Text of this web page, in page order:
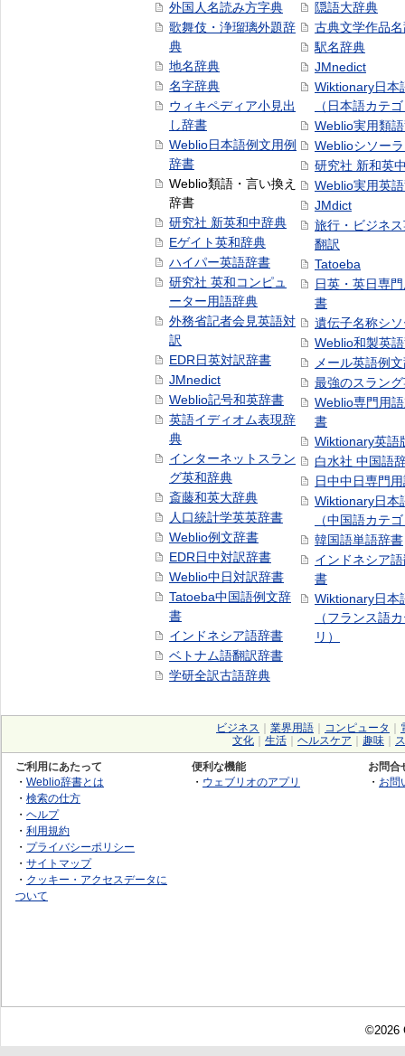
外国人名読み方字典
歌舞伎・浄瑠璃外題辞
典
地名辞典
名字辞典
ウィキペディア小見出
し辞書
Weblio日本語例文用例
辞書
Weblio類語・言い換え
辞書
研究社 新英和中辞典
Eゲイト英和辞典
ハイパー英語辞書
研究社 英和コンピュ
ーター用語辞典
外務省記者会見英語対
訳
EDR日英対訳辞書
JMnedict
Weblio記号和英辞書
英語イディオム表現辞
典
インターネットスラン
グ英和辞典
斎藤和英大辞典
人口統計学英英辞書
Weblio例文辞書
EDR日中対訳辞書
Weblio中日対訳辞書
Tatoeba中国語例文辞
書
インドネシア語辞書
ベトナム語翻訳辞書
学研全訳古語辞典
隠語大辞典
古典文学作品
駅名辞典
JMnedict
Wiktionary日本
（日本語カテ
Weblio実用類
Weblioシソー
研究社 新和英
Weblio実用英
JMdict
旅行・ビジネ
翻訳
Tatoeba
日英・英日専
書
遺伝子名称シ
Weblio和製英
メール英語例
最強のスラン
Weblio専門用
書
Wiktionary英語
白水社 中国語
日中中日専門
Wiktionary日本
（中国語カテ
韓国語単語辞書
インドネシア
書
Wiktionary日本
（フランス語
リ）
ビジネス 業界用語 コンピュータ
文化
生活 ヘルスケア 趣味
ご利用にあたって
・ Weblio辞書とは
・ 検索の仕方
・ ヘルプ
・ 利用規約
・ プライバシーポリシー
・ サイトマップ
・ クッキー・アクセスデータに
ついて
便利な機能
・ ウェブリオのアプリ
お問合
・ お問
©2026